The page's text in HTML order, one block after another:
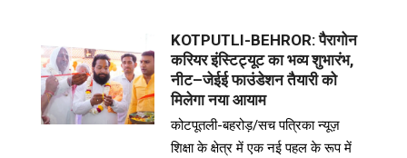
KOTPUTLI-BEHROR: पैरागोन
करियर इंस्टिट्यूट का भव्य शुभारंभ,
नीट–जेईई फाउंडेशन तैयारी को
मिलेगा नया आयाम
कोटपूतली-बहरोड़/सच पत्रिका न्यूज़
शिक्षा के क्षेत्र में एक नई पहल के रूप में